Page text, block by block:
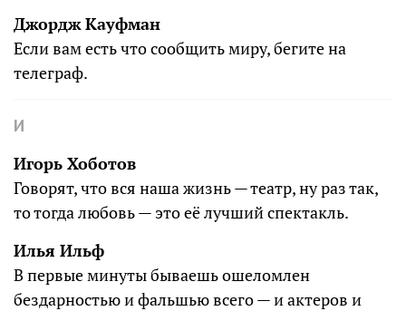
Джордж Кауфман
Если вам есть что сообщить миру, бегите на
телеграф.
И
Игорь Хоботов
Говорят, что вся наша жизнь — театр, ну раз так,
то тогда любовь — это её лучший спектакль.
Илья Ильф
В первые минуты бываешь ошеломлен
бездарностью и фальшью всего — и актеров и